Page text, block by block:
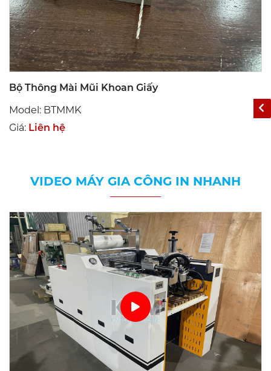
Bộ Thông Mài Mũi Khoan Giấy
Model: BTMMK
Giá: Liên hệ
VIDEO MÁY GIA CÔNG IN NHANH